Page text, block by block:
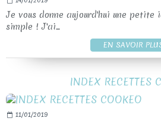
Je vous donne aujourd'hui une petite
simple ! J'ai...
EN SAVOIR
INDEX RECETTES
11/01/2019